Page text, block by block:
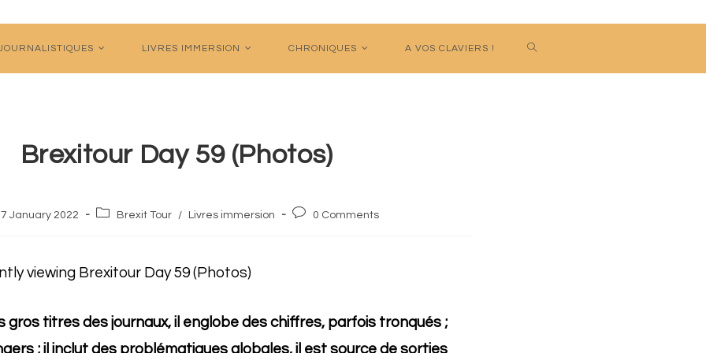
LIVRES IMMERSION CHRONIQUES A VOS CLAVIERS !
Brexitour Day 59 (Photos)
January 2022
Post Brexit Tour / Livres immersion
Post 0 Comments
gros titres des journaux, il englobe des chiffres, parfois tronqués ;
; il inclut des problématiques globales, il est source de sorties